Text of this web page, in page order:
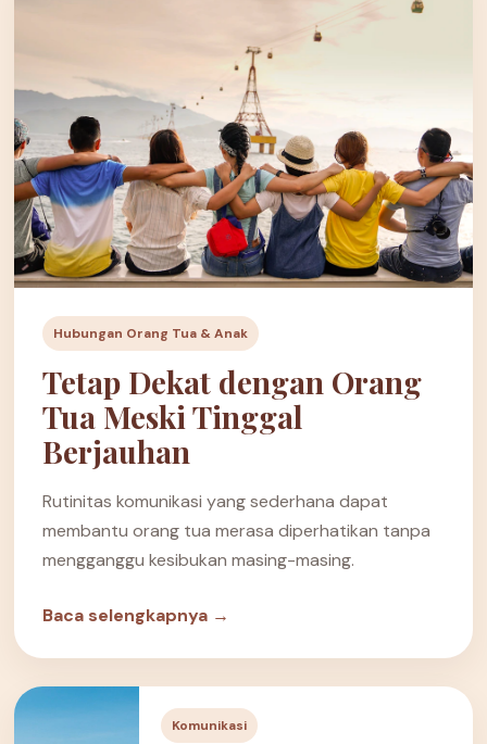
Hubungan Orang Tua & Anak
Tetap Dekat dengan Orang
Tua Meski Tinggal
Berjauhan
Rutinitas komunikasi yang sederhana dapat
membantu orang tua merasa diperhatikan tanpa
mengganggu kesibukan masing-masing.
Baca selengkapnya →
Komunikasi